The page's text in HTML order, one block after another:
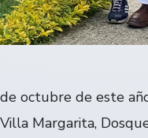
octubre de este
Margarita,